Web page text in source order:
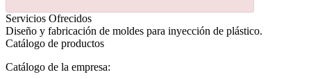
Servicios Ofrecidos
Diseño y fabricación de moldes para inyección de plástico.
Catálogo de productos
Catálogo de la empresa: